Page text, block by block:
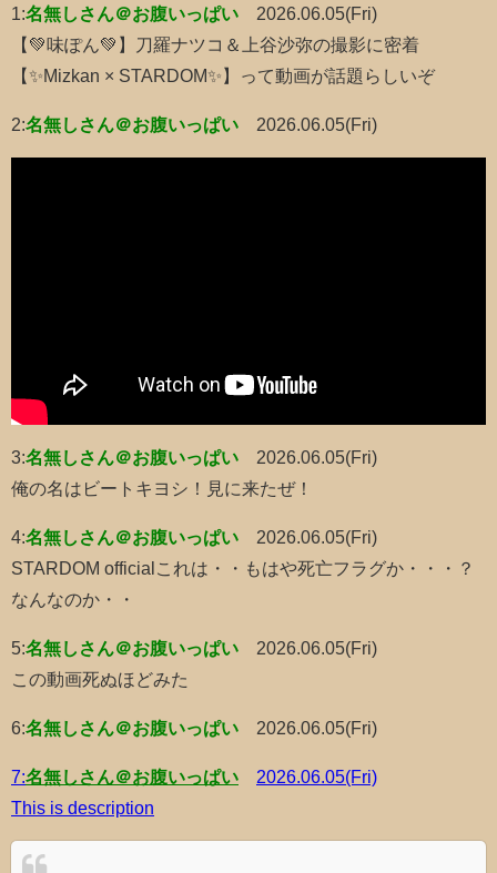
1:名無しさん＠お腹いっぱい
2026.06.05(Fri)
【💚味ぽん💚】刀羅ナツコ＆上谷沙弥の撮影に密着
【✨Mizkan × STARDOM✨】って動画が話題らしいぞ
2:名無しさん＠お腹いっぱい 2026.06.05(Fri)
3:名無しさん＠お腹いっぱい
2026.06.05(Fri)
俺の名はビートキヨシ！見に来たぜ！
4:名無しさん＠お腹いっぱい
2026.06.05(Fri)
STARDOM officialこれは・・もはや死亡フラグか・・・？
なんなのか・・
5:名無しさん＠お腹いっぱい
2026.06.05(Fri)
この動画死ぬほどみた
6:名無しさん＠お腹いっぱい 2026.06.05(Fri)
7:名無しさん＠お腹いっぱい
2026.06.05(Fri)
This is description